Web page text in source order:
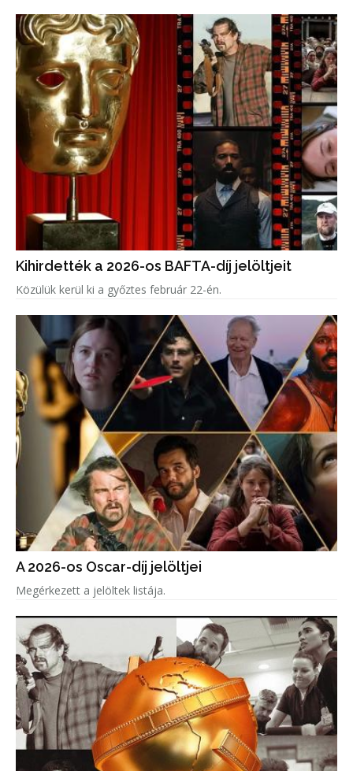
Kihirdették a 2026-os BAFTA-díj jelöltjeit
Közülük kerül ki a győztes február 22-én.
A 2026-os Oscar-díj jelöltjei
Megérkezett a jelöltek listája.